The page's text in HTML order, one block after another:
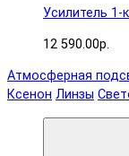
Усилитель 1-
12 590.00р.
Атмосферная
Ксенон Линзы